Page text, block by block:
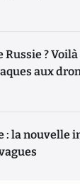
Russie ?
aux
: la nouvelle